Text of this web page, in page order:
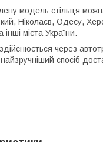
модель стільця
Ніколаєв, Одесу,
інші міста України.
через
спосіб